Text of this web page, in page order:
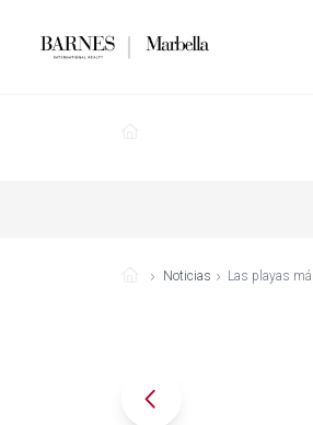
Noticias Las playas